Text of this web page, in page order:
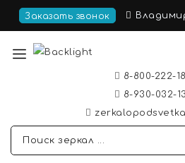
Заказать звонок
8-800-222-
8-930-032-